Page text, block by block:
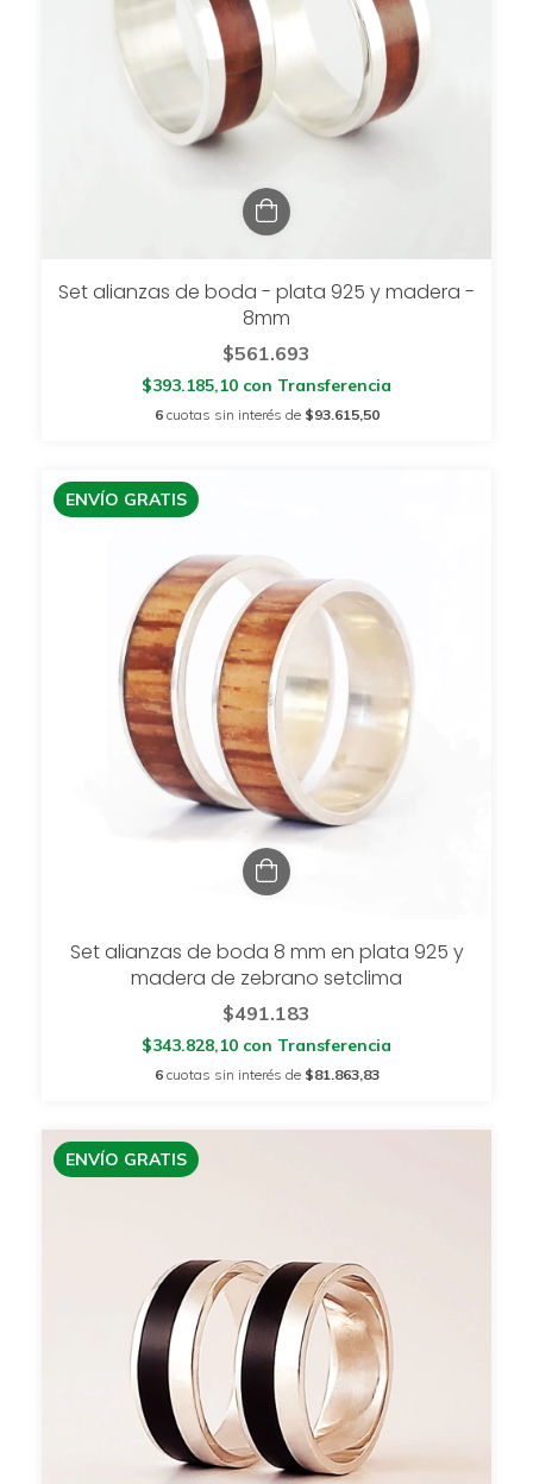
Set alianzas de boda - plata 925 y madera -
8mm
$561.693
$393.185,10 con Transferencia
6 cuotas sin interés de $93.615,50
ENVÍO GRATIS
Set alianzas de boda 8 mm en plata 925 y
madera de zebrano setclima
$491.183
$343.828,10 con Transferencia
6 cuotas sin interés de $81.863,83
ENVÍO GRATIS